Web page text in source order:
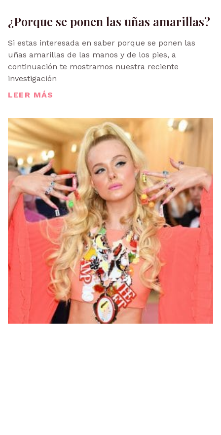
¿Porque se ponen las uñas amarillas?
Si estas interesada en saber porque se ponen las
uñas amarillas de las manos y de los pies, a
continuación te mostramos nuestra reciente
investigación
LEER MÁS